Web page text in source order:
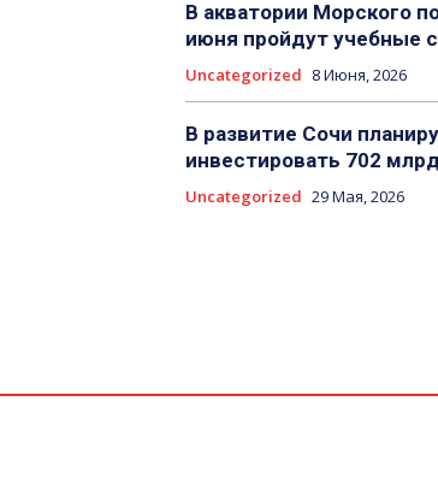
В акватории Морского
июня пройдут учебные
Uncategorized 8 Июня, 2026
В развитие Сочи
инвестировать 702
Uncategorized 29 Мая, 2026